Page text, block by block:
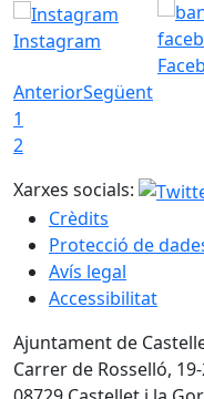
Instagram
AnteriorSegüent
1
2
Xarxes socials:
Crèdits
Protecció de
Avís legal
Accessibilitat
Ajuntament de
Carrer de Rosselló,